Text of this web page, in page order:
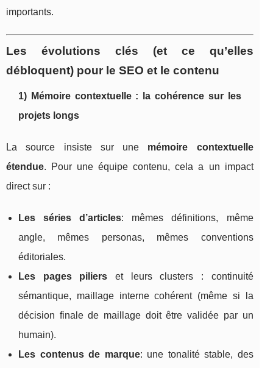
importants.
Les évolutions clés (et ce qu’elles
débloquent) pour le SEO et le contenu
1) Mémoire contextuelle : la cohérence sur les
projets longs
La source insiste sur une mémoire contextuelle
étendue. Pour une équipe contenu, cela a un impact
direct sur :
Les séries d’articles: mêmes définitions, même
angle, mêmes personas, mêmes conventions
éditoriales.
Les pages piliers et leurs clusters : continuité
sémantique, maillage interne cohérent (même si la
décision finale de maillage doit être validée par un
humain).
Les contenus de marque: une tonalité stable, des